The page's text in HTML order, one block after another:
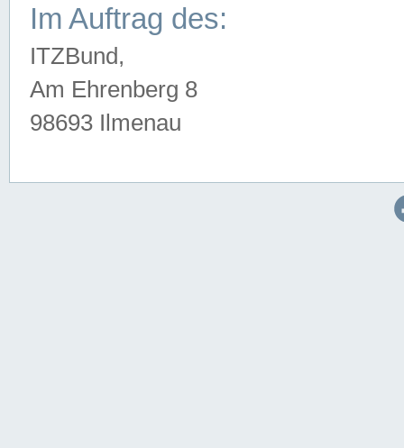
Im Auftrag des:
ITZBund,
Am Ehrenberg 8
98693 Ilmenau